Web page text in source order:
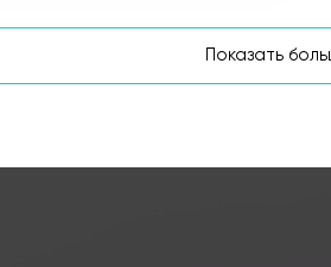
Показать